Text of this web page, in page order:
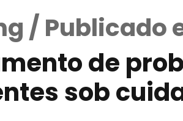
/ Publicado
de
sob